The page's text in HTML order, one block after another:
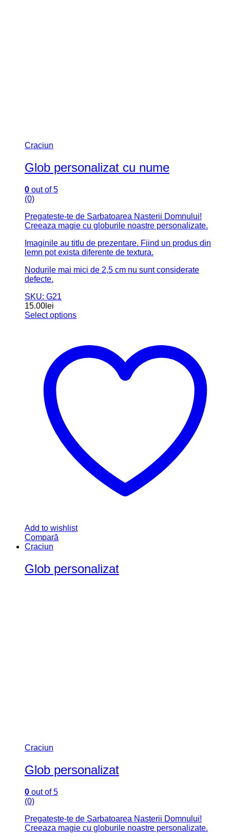
Craciun
Glob personalizat cu nume
0 out of 5
(0)
Pregateste-te de Sarbatoarea Nasterii Domnului!
Creeaza magie cu globurile noastre personalizate.
Imaginile au titlu de prezentare. Fiind un produs din
lemn pot exista diferente de textura.
Nodurile mai mici de 2,5 cm nu sunt considerate
defecte.
SKU: G21
15.00 lei
Select options
Add to wishlist
Compară
Craciun
Glob personalizat
Craciun
Glob personalizat
0 out of 5
(0)
Pregateste-te de Sarbatoarea Nasterii Domnului!
Creeaza magie cu globurile noastre personalizate.